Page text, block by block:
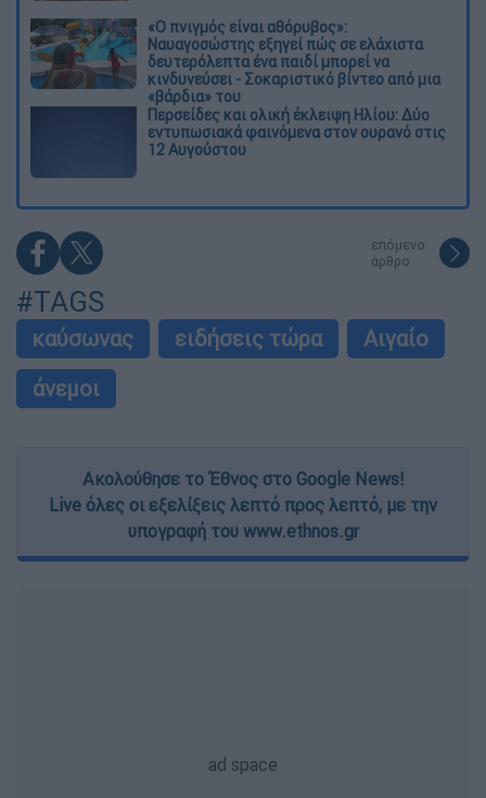
«Ο πνιγμός είναι αθόρυβος»:
Ναυαγοσώστης εξηγεί πώς σε ελάχιστα
δευτερόλεπτα ένα παιδί μπορεί να
κινδυνεύσει - Σοκαριστικό βίντεο από μια
«βάρδια» του
Περσείδες και ολική έκλειψη Ηλίου: Δύο
εντυπωσιακά φαινόμενα στον ουρανό στις
12 Αυγούστου
επόμενο
άρθρο
#TAGS
καύσωνας ειδήσεις τώρα
Αιγαίο
άνεμοι
Ακολούθησε το Έθνος στο Google News!
Live όλες οι εξελίξεις λεπτό προς λεπτό, με την
υπογραφή του www.ethnos.gr